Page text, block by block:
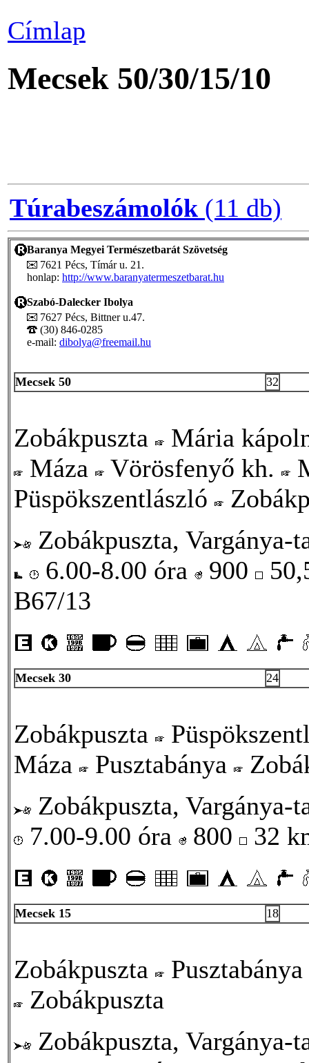
Címlap
Mecsek 50/30/15/10
Túrabeszámolók (11 db)
Baranya Megyei Természetbarát Szövetség
7621 Pécs, Tímár u. 21.
honlap: http://www.baranyatermeszetbarat.hu
Szabó-Dalecker Ibolya
7627 Pécs, Bittner u.47.
(30) 846-0285
e-mail: dibolya@freemail.hu
Mecsek 50 32
Zobákpuszta
Mária
Máza
Vörösfenyő kh.
Püspökszentlászló
Zobákpuszta, Vargánya-
6.00-8.00 óra
900
B67/13
Mecsek 30 24
Zobákpuszta
Máza
Pusztabánya
Zobákpuszta, Vargánya-
7.00-9.00 óra
800 32
Mecsek 15 18
Zobákpuszta
Pusztabánya
Zobákpuszta
Zobákpuszta, Vargánya-